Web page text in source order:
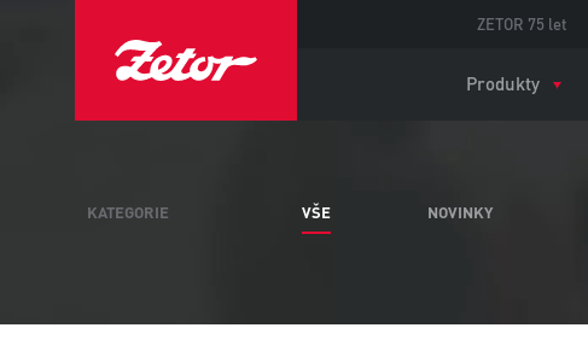
ZETOR 75 let
Produkty
KATEGORIE VŠE NOVINKY